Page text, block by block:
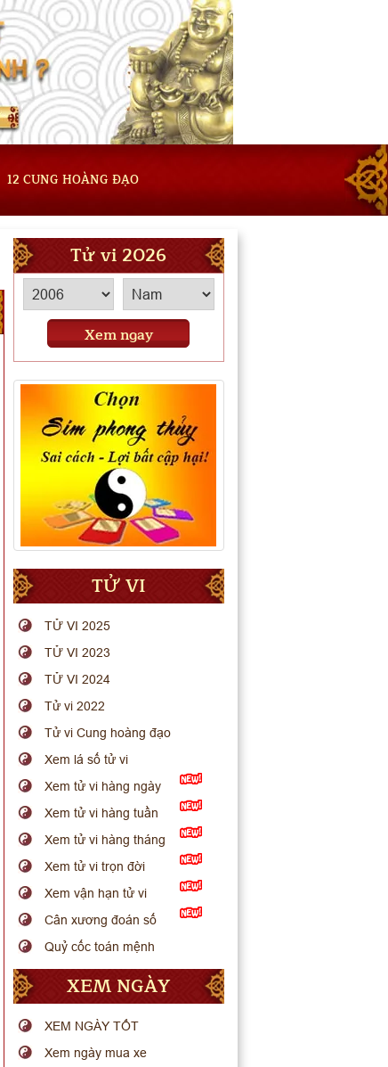
12 CUNG HOÀNG ĐẠO
Tử vi 2026
Xem ngay
TỬ VI
TỬ VI 2025
TỬ VI 2023
TỬ VI 2024
Tử vi 2022
Tử vi Cung hoàng đạo
Xem lá số tử vi
Xem tử vi hàng ngày
Xem tử vi hàng tuần
Xem tử vi hàng tháng
Xem tử vi trọn đời
Xem vận hạn tử vi
Cân xương đoán số
Quỷ cốc toán mệnh
XEM NGÀY
XEM NGÀY TỐT
Xem ngày mua xe